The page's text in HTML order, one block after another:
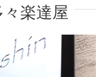
楽達屋